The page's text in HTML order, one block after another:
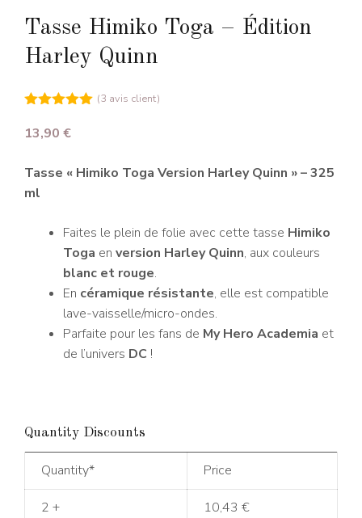
Tasse Himiko Toga – Édition
Harley Quinn
(3 avis client)
13,90 €
Tasse « Himiko Toga Version Harley Quinn » – 325
ml
Faites le plein de folie avec cette tasse Himiko
Toga en version Harley Quinn, aux couleurs
blanc et rouge.
En céramique résistante, elle est compatible
lave-vaisselle/micro-ondes.
Parfaite pour les fans de My Hero Academia et
de l’univers DC !
Quantity Discounts
Quantity* Price
2 + 10,43 €